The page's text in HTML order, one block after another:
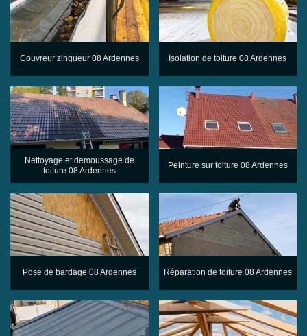
Couvreur zingueur 08 Ardennes Isolation de toiture 08 Ardennes
Nettoyage et demoussage de
toiture 08 Ardennes
Peinture sur toiture 08 Ardennes
Pose de bardage 08 Ardennes Réparation de toiture 08 Ardennes